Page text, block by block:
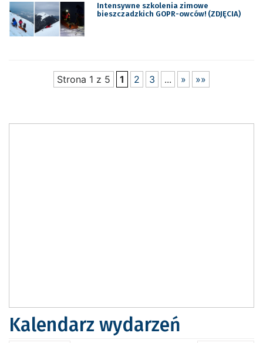
Intensywne szkolenia zimowe
bieszczadzkich GOPR-owców! (ZDJĘCIA)
Strona 1 z 5 1 2 3 ... » »»
Kalendarz wydarzeń